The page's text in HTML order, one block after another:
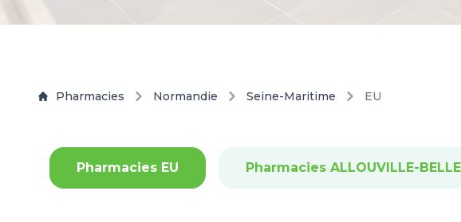
Pharmacies Normandie Seine-Maritime EU
Pharmacies EU Pharmacies ALLOUVILLE-